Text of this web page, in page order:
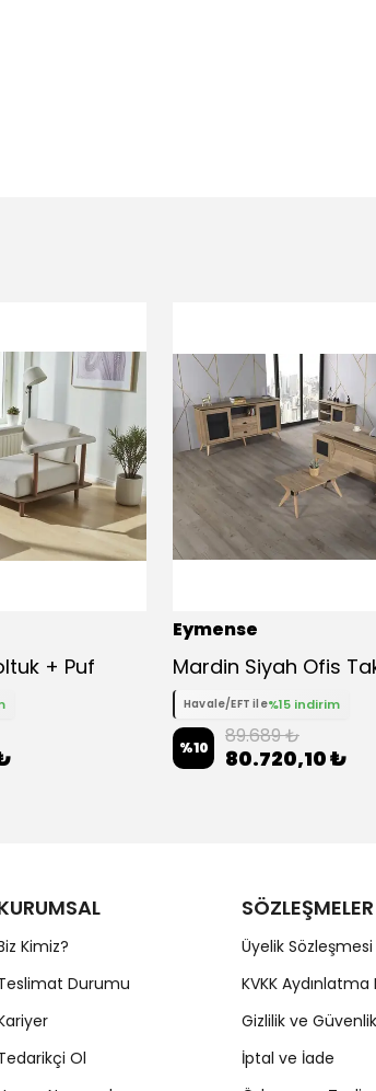
+ Puf
Eymense
Mardin Siyah Ofis
Havale/EFT ile%15 indirim
%10 89.689 ₺
80.720,10 ₺
Kimiz?
Durumu
Ol
SÖZLEŞMELER
Üyelik Sözleşmesi
KVKK
Gizlilik ve Güvenlik
İptal ve İade